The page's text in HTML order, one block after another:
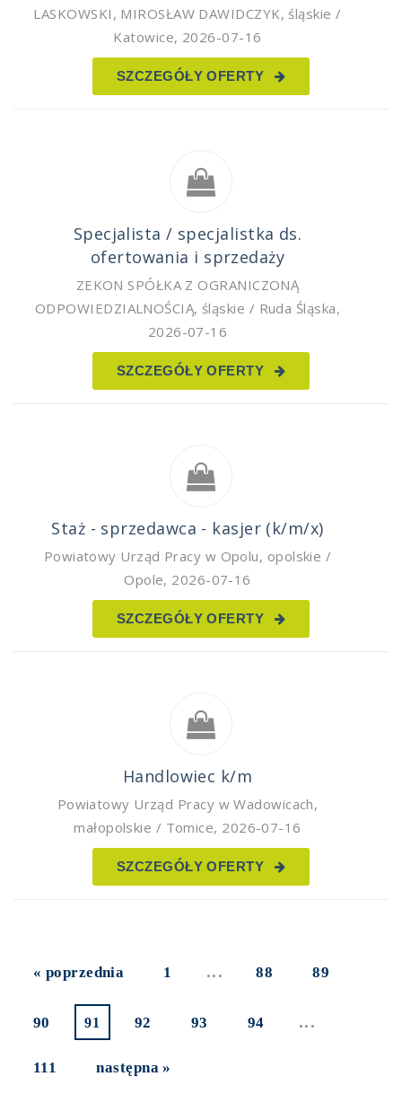
LASKOWSKI, MIROSŁAW DAWIDCZYK, śląskie /
Katowice, 2026-07-16
SZCZEGÓŁY OFERTY
Specjalista / specjalistka ds.
ofertowania i sprzedaży
ZEKON SPÓŁKA Z OGRANICZONĄ
ODPOWIEDZIALNOŚCIĄ, śląskie / Ruda Śląska,
2026-07-16
SZCZEGÓŁY OFERTY
Staż - sprzedawca - kasjer (k/m/x)
Powiatowy Urząd Pracy w Opolu, opolskie /
Opole, 2026-07-16
SZCZEGÓŁY OFERTY
Handlowiec k/m
Powiatowy Urząd Pracy w Wadowicach,
małopolskie / Tomice, 2026-07-16
SZCZEGÓŁY OFERTY
« poprzednia 1 ... 88 89
90 91 92 93 94 ...
111 następna »